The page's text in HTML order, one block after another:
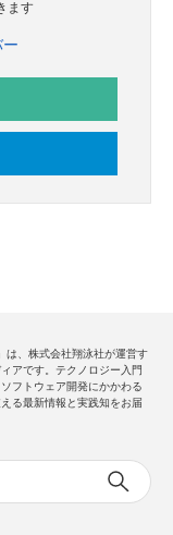
ます
は、株式会社翔泳社が運営す
アです。テクノロジー入門
フトウェア開発にかかわる
る最新情報と実践知をお届